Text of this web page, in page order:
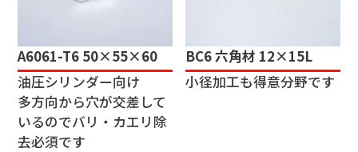
A6061-T6 50×55×60
油圧シリンダー向け
多方向から穴が交差して
いるのでバリ・カエリ除
去必須です
BC6 六角材 12×15L
小径加工も得意分野です